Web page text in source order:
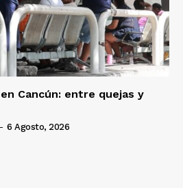
Cancún: entre quejas y
- 6 Agosto, 2026